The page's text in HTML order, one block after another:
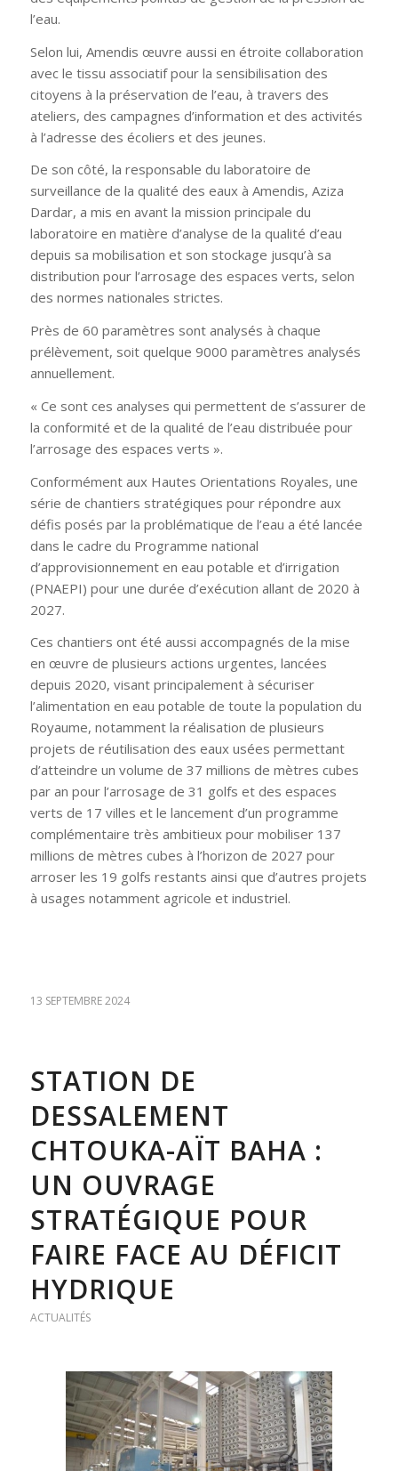
l’eau.
Selon lui, Amendis œuvre aussi en étroite collaboration
avec le tissu associatif pour la sensibilisation des
citoyens à la préservation de l’eau, à travers des
ateliers, des campagnes d’information et des activités
à l’adresse des écoliers et des jeunes.
De son côté, la responsable du laboratoire de
surveillance de la qualité des eaux à Amendis, Aziza
Dardar, a mis en avant la mission principale du
laboratoire en matière d’analyse de la qualité d’eau
depuis sa mobilisation et son stockage jusqu’à sa
distribution pour l’arrosage des espaces verts, selon
des normes nationales strictes.
Près de 60 paramètres sont analysés à chaque
prélèvement, soit quelque 9000 paramètres analysés
annuellement.
« Ce sont ces analyses qui permettent de s’assurer de
la conformité et de la qualité de l’eau distribuée pour
l’arrosage des espaces verts ».
Conformément aux Hautes Orientations Royales, une
série de chantiers stratégiques pour répondre aux
défis posés par la problématique de l’eau a été lancée
dans le cadre du Programme national
d’approvisionnement en eau potable et d’irrigation
(PNAEPI) pour une durée d’exécution allant de 2020 à
2027.
Ces chantiers ont été aussi accompagnés de la mise
en œuvre de plusieurs actions urgentes, lancées
depuis 2020, visant principalement à sécuriser
l’alimentation en eau potable de toute la population du
Royaume, notamment la réalisation de plusieurs
projets de réutilisation des eaux usées permettant
d’atteindre un volume de 37 millions de mètres cubes
par an pour l’arrosage de 31 golfs et des espaces
verts de 17 villes et le lancement d’un programme
complémentaire très ambitieux pour mobiliser 137
millions de mètres cubes à l’horizon de 2027 pour
arroser les 19 golfs restants ainsi que d’autres projets
à usages notamment agricole et industriel.
13 SEPTEMBRE 2024
STATION DE
DESSALEMENT
CHTOUKA-AÏT BAHA :
UN OUVRAGE
STRATÉGIQUE POUR
FAIRE FACE AU DÉFICIT
HYDRIQUE
ACTUALITÉS